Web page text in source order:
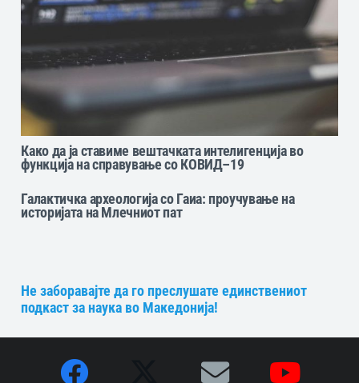
Како да ја ставиме вештачката интелигенција во
функција на справување со КОВИД–19
Галактичка археологија со Гаиа: проучување на
историјата на Млечниот пат
Не заборавајте да го преслушате единствениот
подкаст за наука во Македонија!